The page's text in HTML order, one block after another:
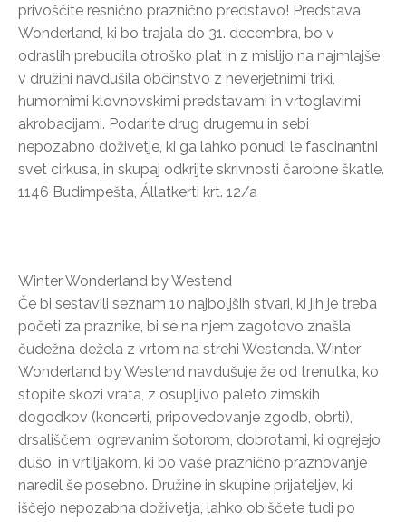
privoščite resnično praznično predstavo! Predstava
Wonderland, ki bo trajala do 31. decembra, bo v
odraslih prebudila otroško plat in z mislijo na najmlajše
v družini navdušila občinstvo z neverjetnimi triki,
humornimi klovnovskimi predstavami in vrtoglavimi
akrobacijami. Podarite drug drugemu in sebi
nepozabno doživetje, ki ga lahko ponudi le fascinantni
svet cirkusa, in skupaj odkrijte skrivnosti čarobne škatle.
1146 Budimpešta, Állatkerti krt. 12/a
Winter Wonderland by Westend
Če bi sestavili seznam 10 najboljših stvari, ki jih je treba
početi za praznike, bi se na njem zagotovo znašla
čudežna dežela z vrtom na strehi Westenda. Winter
Wonderland by Westend navdušuje že od trenutka, ko
stopite skozi vrata, z osupljivo paleto zimskih
dogodkov (koncerti, pripovedovanje zgodb, obrti),
drsališčem, ogrevanim šotorom, dobrotami, ki ogrejejo
dušo, in vrtiljakom, ki bo vaše praznično praznovanje
naredil še posebno. Družine in skupine prijateljev, ki
iščejo nepozabna doživetja, lahko obiščete tudi po